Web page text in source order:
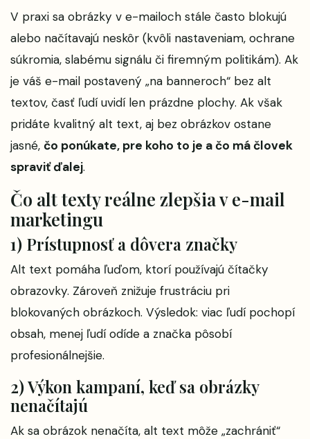
V praxi sa obrázky v e-mailoch stále často blokujú
alebo načítavajú neskôr (kvôli nastaveniam, ochrane
súkromia, slabému signálu či firemným politikám). Ak
je váš e-mail postavený „na banneroch“ bez alt
textov, časť ľudí uvidí len prázdne plochy. Ak však
pridáte kvalitný alt text, aj bez obrázkov ostane
jasné, čo ponúkate, pre koho to je a čo má človek
spraviť ďalej.
Čo alt texty reálne zlepšia v e-mail
marketingu
1) Prístupnosť a dôvera značky
Alt text pomáha ľuďom, ktorí používajú čítačky
obrazovky. Zároveň znižuje frustráciu pri
blokovaných obrázkoch. Výsledok: viac ľudí pochopí
obsah, menej ľudí odíde a značka pôsobí
profesionálnejšie.
2) Výkon kampaní, keď sa obrázky
nenačítajú
Ak sa obrázok nenačíta, alt text môže „zachrániť“